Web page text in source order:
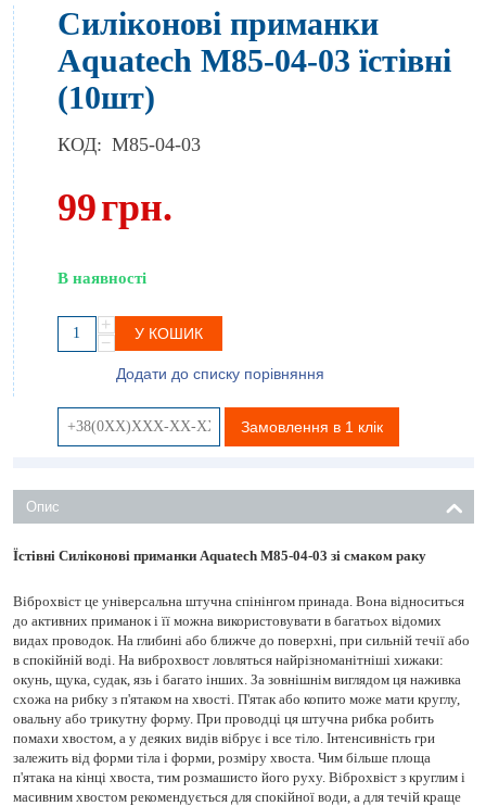
Силіконові приманки
Aquatech М85-04-03 їстівні
(10шт)
КОД: M85-04-03
99грн.
В наявності
+
−
У КОШИК
Додати до списку порівняння
Замовлення в 1 клік
Опис
Їстівні Силіконові приманки Aquatech M85-04-03 зі смаком раку
Віброхвіст це універсальна штучна спінінгом принада. Вона відноситься
до активних приманок і її можна використовувати в багатьох відомих
видах проводок. На глибині або ближче до поверхні, при сильній течії або
в спокійній воді. На виброхвост ловляться найрізноманітніші хижаки:
окунь, щука, судак, язь і багато інших. За зовнішнім виглядом ця наживка
схожа на рибку з п'ятаком на хвості. П'ятак або копито може мати круглу,
овальну або трикутну форму. При проводці ця штучна рибка робить
помахи хвостом, а у деяких видів вібрує і все тіло. Інтенсивність гри
залежить від форми тіла і форми, розміру хвоста. Чим більше площа
п'ятака на кінці хвоста, тим розмашисто його руху. Віброхвіст з круглим і
масивним хвостом рекомендується для спокійної води, а для течій краще